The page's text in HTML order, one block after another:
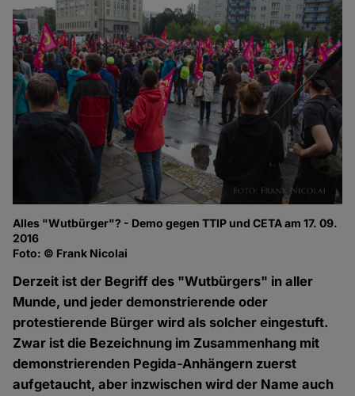
Alles "Wutbürger"? - Demo gegen TTIP und CETA am 17. 09.
2016
Foto: © Frank Nicolai
Derzeit ist der Begriff des "Wutbürgers" in aller
Munde, und jeder demonstrierende oder
protestierende Bürger wird als solcher eingestuft.
Zwar ist die Bezeichnung im Zusammenhang mit
demonstrierenden Pegida-Anhängern zuerst
aufgetaucht, aber inzwischen wird der Name auch